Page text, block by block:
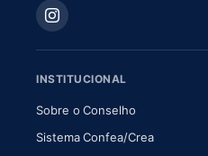
INSTITUCIONAL
Sobre o Conselho(abre em
Sistema Confea/Crea(abre em